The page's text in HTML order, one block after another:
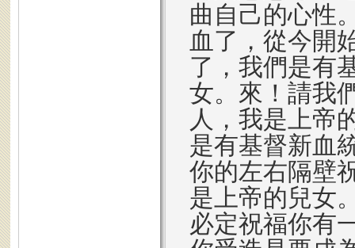
曲自己的心性
血了，從今開
了，我們是有
女。來！請我
人，我是上帝
是有基督新血
你的左右隔壁
是上帝的兒女
必定祝福你有